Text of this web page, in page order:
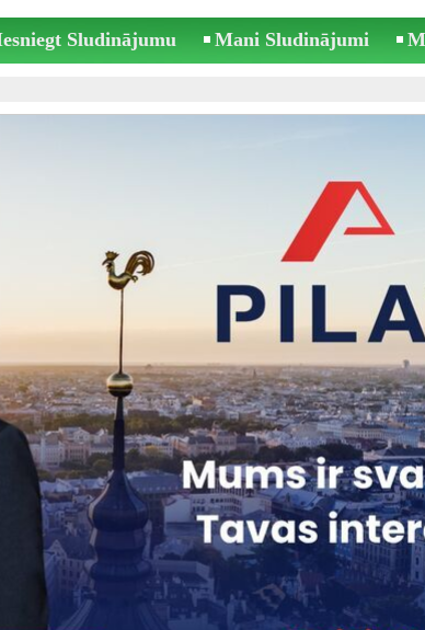
Sludinājumu Mani Sludinājumi